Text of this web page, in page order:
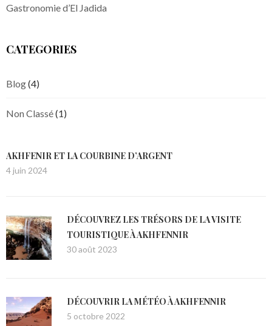
Gastronomie d’El Jadida
CATEGORIES
Blog(4)
Non Classé(1)
AKHFENIR ET LA COURBINE D’ARGENT
4 juin 2024
DÉCOUVREZ LES TRÉSORS DE LA VISITE
TOURISTIQUE À AKHFENNIR
30 août 2023
DÉCOUVRIR LA MÉTÉO À AKHFENNIR
5 octobre 2022